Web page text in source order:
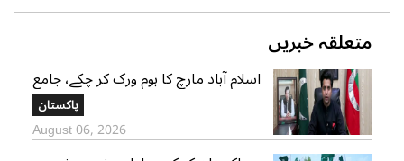
متعلقہ خبریں
اسلام آباد مارچ کا ہوم ورک کر چکے، جامع
پلان کیساتھ آ رہے ہیں، شفیع جان
پاکستان
August 06, 2026